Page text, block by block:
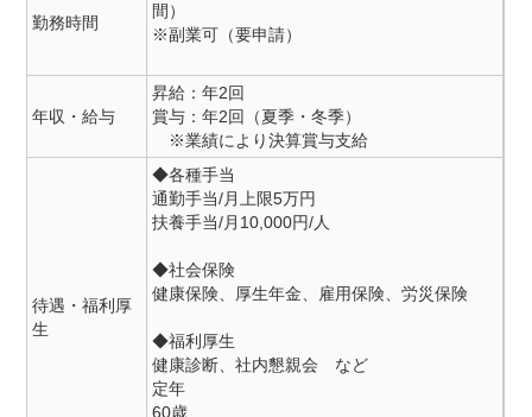
勤務時間
間）
※副業可（要申請）
年収・給与
昇給：年2回
賞与：年2回（夏季・冬季）
※業績により決算賞与支給
待遇・福利厚
生
◆各種手当
通勤手当/月上限5万円
扶養手当/月10,000円/人
◆社会保険
健康保険、厚生年金、雇用保険、労災保険
◆福利厚生
健康診断、社内懇親会 など
定年
60歳